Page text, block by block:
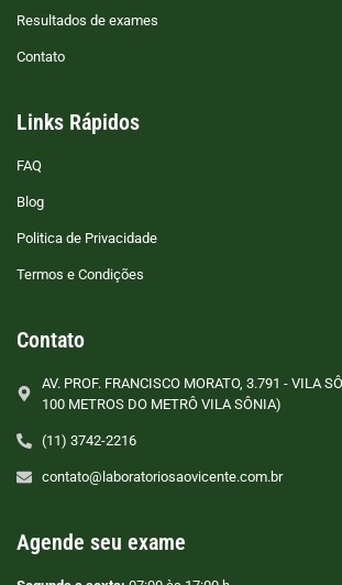
Resultados de exames
Contato
Links Rápidos
FAQ
Blog
Politica de Privacidade
Termos e Condições
Contato
AV. PROF. FRANCISCO MORATO, 3.791 - VILA
100 METROS DO METRÔ VILA SÔNIA)
(11) 3742-2216
contato@laboratoriosaovicente.com.br
Agende seu exame